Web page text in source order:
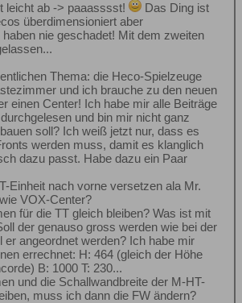
leicht ab -> paaasssst!
Das Ding ist
überdimensioniert aber
nie geschadet! Mit dem zweiten
Thema: die Heco-Spielzeuge
und ich brauche zu den neuen
einen Center! Ich habe mir alle Beiträge
und bin mir nicht ganz
soll? Ich weiß jetzt nur, dass es
werden muss, damit es klanglich
dazu passt. Habe dazu ein Paar
Einheit nach vorne versetzen ala Mr.
VOX-Center?
für die TT gleich bleiben? Was ist mit
der genauso gross werden wie bei der
er angeordnet werden? Ich habe mir
errechnet: H: 464 (gleich der Höhe
B: 1000 T: 230...
und die Schallwandbreite der M-HT-
muss ich dann die FW ändern?